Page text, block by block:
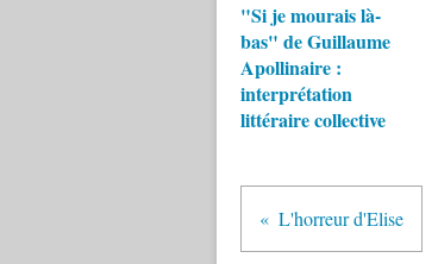
"Si je mourais là-
bas" de Guillaume
Apollinaire :
interprétation
littéraire collective
L'horreur d'Elise